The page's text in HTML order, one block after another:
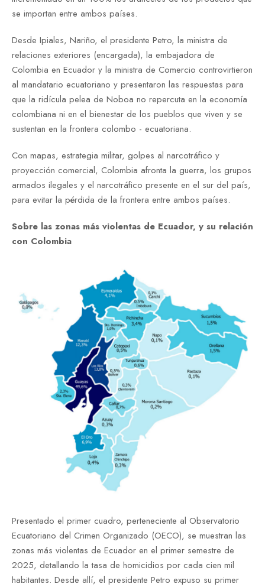
se importan entre ambos países.
Desde Ipiales, Nariño, el presidente Petro, la ministra de
relaciones exteriores (encargada), la embajadora de
Colombia en Ecuador y la ministra de Comercio controvirtieron
al mandatario ecuatoriano y presentaron las respuestas para
que la ridícula pelea de Noboa no repercuta en la economía
colombiana ni en el bienestar de los pueblos que viven y se
sustentan en la frontera colombo - ecuatoriana.
Con mapas, estrategia militar, golpes al narcotráfico y
proyección comercial, Colombia afronta la guerra, los grupos
armados ilegales y el narcotráfico presente en el sur del país,
para evitar la pérdida de la frontera entre ambos países.
Sobre las zonas más violentas de Ecuador, y su relación
con Colombia
Presentado el primer cuadro, perteneciente al Observatorio
Ecuatoriano del Crimen Organizado (OECO), se muestran las
zonas más violentas de Ecuador en el primer semestre de
2025, detallando la tasa de homicidios por cada cien mil
habitantes. Desde allí, el presidente Petro expuso su primer